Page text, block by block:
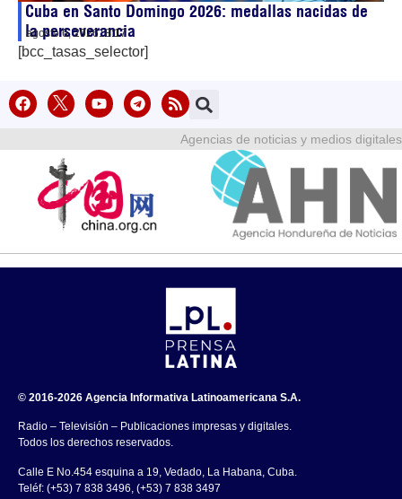
Cuba en Santo Domingo 2026: medallas nacidas de
la perseverancia
agosto 6, 202618:17
[bcc_tasas_selector]
Agencias de noticias y medios digitales
© 2016-2026 Agencia Informativa Latinoamericana S.A.
Radio – Televisión – Publicaciones impresas y digitales.
Todos los derechos reservados.
Calle E No.454 esquina a 19, Vedado, La Habana, Cuba.
Teléf: (+53) 7 838 3496, (+53) 7 838 3497